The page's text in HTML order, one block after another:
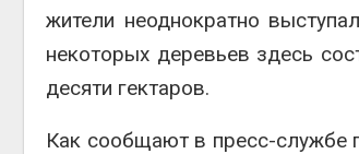
жители неоднократно
некоторых деревьев здесь
десяти гектаров.
Как сообщают в пресс-службе